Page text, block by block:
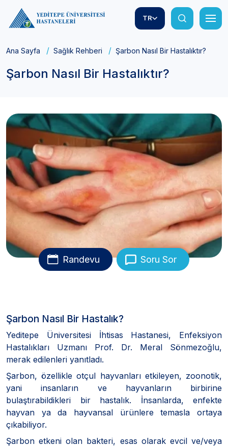
TR
Ana Sayfa Sağlık Rehberi Şarbon Nasıl Bir Hastalıktır?
Şarbon Nasıl Bir Hastalıktır?
Randevu Soru Sor
Şarbon Nasıl Bir Hastalık?
Yeditepe Üniversitesi İhtisas Hastanesi, Enfeksiyon
Hastalıkları Uzmanı Prof. Dr. Meral Sönmezoğlu,
merak edilenleri yanıtladı.
Şarbon, özellikle otçul hayvanları etkileyen, zoonotik,
yani insanların ve hayvanların birbirine
bulaştırabildikleri bir hastalık. İnsanlarda, enfekte
hayvan ya da hayvansal ürünlere temasla ortaya
çıkabiliyor.
Şarbon etkeni olan bakteri, esas olarak evcil ve/veya